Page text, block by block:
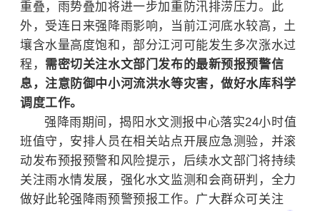
重叠，雨势叠加将进一步加重防汛排涝压力。此
外，受连日来强降雨影响，当前江河底水较高，土
壤含水量高度饱和，部分江河可能发生多次涨水过
程， 需密切关注水文部门发布的最新预报预警信
息，注意防御中小河流洪水等灾害，做好水库科学
调度工作。
强降雨期间，揭阳水文测报中心落实24小时值
班值守，安排人员在相关站点开展应急测验，并滚
动发布预报预警和风险提示，后续水文部门将持续
关注雨水情发展，强化水文监测和会商研判，全力
做好此轮强降雨预警预报工作。广大群众可关注